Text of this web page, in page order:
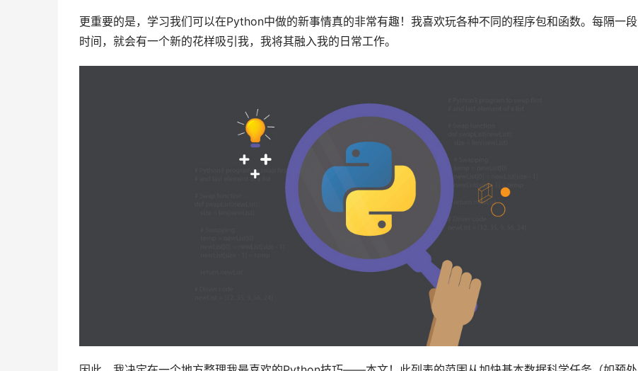
更重要的是，学习我们可以在Python中做的新事情真的非常有趣！我喜欢玩各种不同的程序包和函数。每隔一段
时间，就会有一个新的花样吸引我，我将其融入我的日常工作。